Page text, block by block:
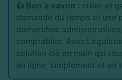
👍 Bon à savoir : créer et
demande du temps et une
démarches
comptables. Avec
solution clé en main qui
en ligne, simplement et en